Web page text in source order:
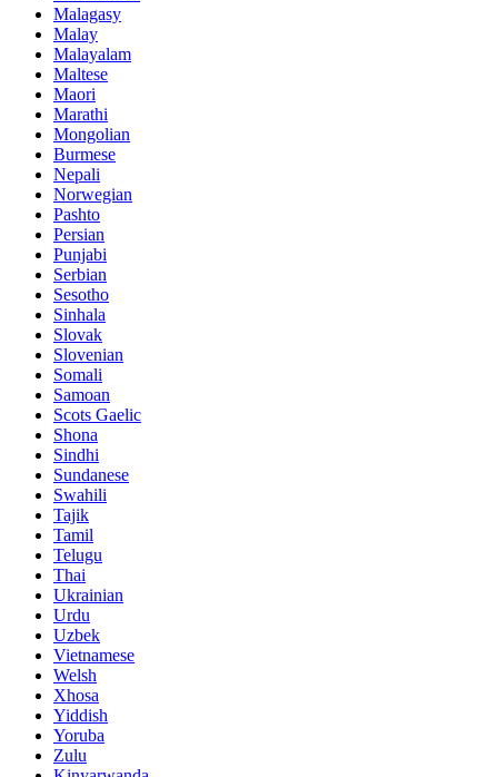
Malagasy
Malay
Malayalam
Maltese
Maori
Marathi
Mongolian
Burmese
Nepali
Norwegian
Pashto
Persian
Punjabi
Serbian
Sesotho
Sinhala
Slovak
Slovenian
Somali
Samoan
Scots Gaelic
Shona
Sindhi
Sundanese
Swahili
Tajik
Tamil
Telugu
Thai
Ukrainian
Urdu
Uzbek
Vietnamese
Welsh
Xhosa
Yiddish
Yoruba
Zulu